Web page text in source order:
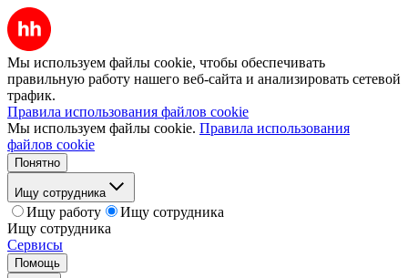
Мы используем файлы cookie, чтобы обеспечивать
правильную работу нашего веб-сайта и анализировать сетевой
трафик.
Правила использования файлов cookie
Мы используем файлы cookie. Правила использования
файлов cookie
Понятно
Ищу сотрудника
Ищу работу
Ищу сотрудника
Ищу сотрудника
Сервисы
Помощь